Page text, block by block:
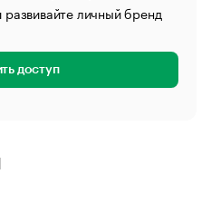
личный бренд
доступ